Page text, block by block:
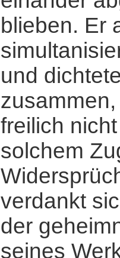
blieben. Er
und
freilich
solchem
verdankt
der
seines